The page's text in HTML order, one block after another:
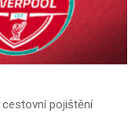
cestovní pojištění